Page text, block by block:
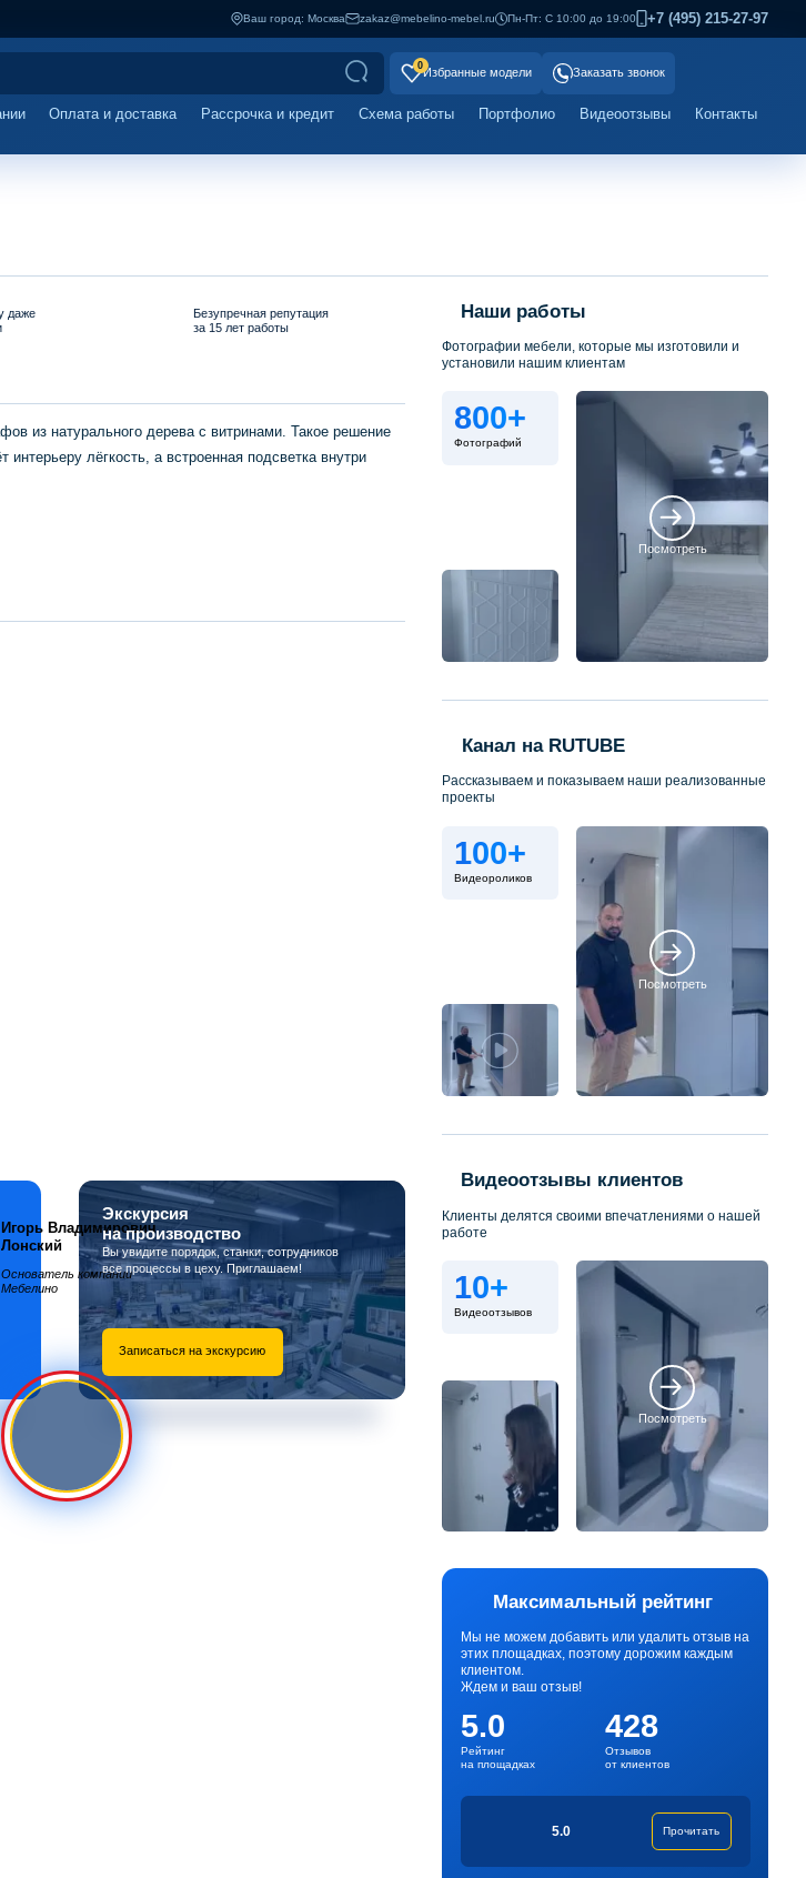
Ваш город: Москва zakaz@mebelino-mebel.ru Пн-Пт: С 10:00 до 19:00 +7 (495) 215-27-97
0
Избранные модели Заказать звонок
Оплата и доставка Рассрочка и кредит Схема работы Портфолио Видеоотзывы Контакты
даже
Безупречная репутация
за 15 лет работы
из натурального дерева с витринами. Такое решение
лёгкость, а встроенная подсветка внутри
Игорь Владимирович
Лонский
Основатель компании
Мебелино
Экскурсия
на производство
Вы увидите порядок, станки, сотрудников
все процессы в цеху. Приглашаем!
Записаться на экскурсию
Наши работы
Фотографии мебели, которые мы изготовили и
установили нашим клиентам
800+
Фотографий
Посмотреть
Канал на RUTUBE
Рассказываем и показываем наши реализованные
проекты
100+
Видеороликов
Посмотреть
Видеоотзывы клиентов
Клиенты делятся своими впечатлениями о нашей
работе
10+
Видеоотзывов
Посмотреть
Максимальный рейтинг
Мы не можем добавить или удалить отзыв на
этих площадках, поэтому дорожим каждым
клиентом.
Ждем и ваш отзыв!
5.0
Рейтинг
на площадках
428
Отзывов
от клиентов
5.0 Прочитать